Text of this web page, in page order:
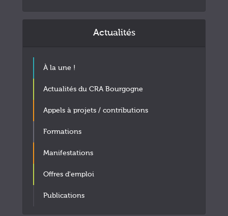
Actualités
À la une !
Actualités du CRA Bourgogne
Appels à projets / contributions
Formations
Manifestations
Offres d'emploi
Publications